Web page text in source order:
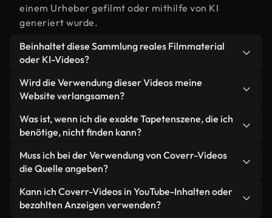
einem Urheber gefilmt oder mithilfe von KI
generiert wurde.
Beinhaltet diese Sammlung reales Filmmaterial
oder KI-Videos?
Beides. Es handelt sich um eine Hybridbibliothek
aus realen, von Menschen aufgenommenen
generierten Videos. Jedes Video ist eindeutig
beschriftet, sodass Sie immer wissen, was Sie
verwenden.
Wird die Verwendung dieser Videos meine
Website verlangsamen?
Nicht, wenn Sie unsere optimierten Versionen
wählen. Wir bieten schlanke, webfähige Formate,
wurden – so bleibt die Qualität hoch, während
gleichzeitig die Ladezeiten minimiert und
Kennzahlen wie LCP verbessert werden.
Was ist, wenn ich die exakte Tapetenszene, die ich
benötige, nicht finden kann?
Mit Coverr AI Studio erstellen Sie im
Handumdrehen ein solches Video. Beschreiben Sie
Sonnenuntergang" – und das Studio generiert
innerhalb von Sekunden ein individuelles Video für
Muss ich bei der Verwendung von Coverr-Videos
die Quelle angeben?
Eine Namensnennung ist nicht erforderlich. Alle
Videos in unserer Stockbibliothek sind lizenzfrei
Kann ich Coverr-Videos in YouTube-Inhalten oder
bezahlten Anzeigen verwenden?